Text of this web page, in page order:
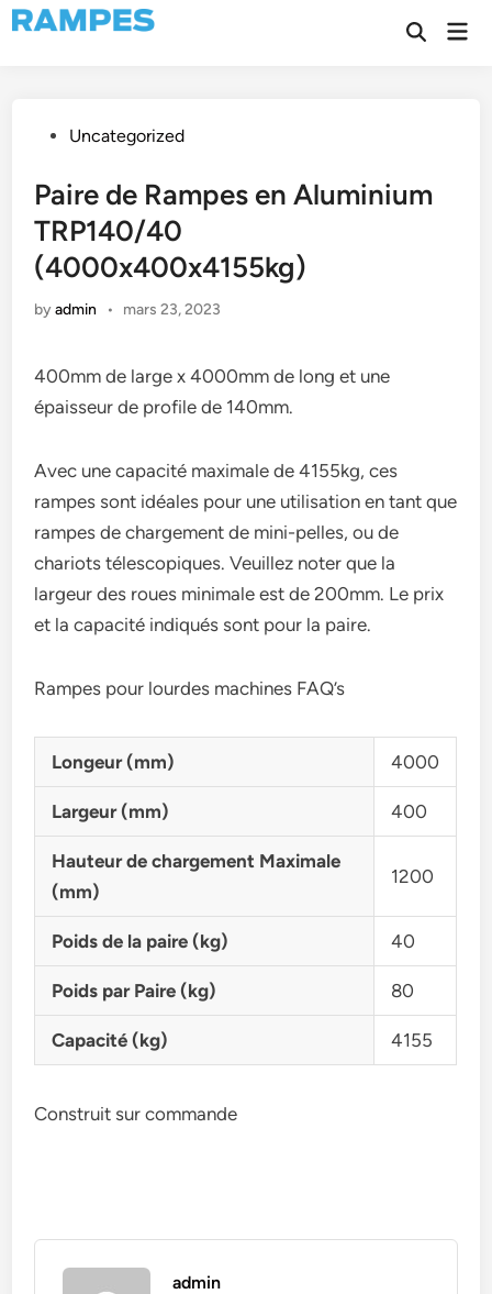
Skip
to
Open
PostedUncategorized
Paire de Rampes en Aluminium
TRP140/40
(4000x400x4155kg)
byadmin • mars 23, 2023
400mm de large x 4000mm de long et une
épaisseur de profile de 140mm.
Avec une capacité maximale de 4155kg, ces
rampes sont idéales pour une utilisation en tant que
rampes de chargement de mini-pelles, ou de
chariots télescopiques. Veuillez noter que la
largeur des roues minimale est de 200mm. Le prix
et la capacité indiqués sont pour la paire.
Rampes pour lourdes machines FAQ’s
Longeur (mm) 4000
Largeur (mm) 400
Hauteur de chargement Maximale
(mm)
1200
Poids de la paire (kg) 40
Poids par Paire (kg) 80
Capacité (kg) 4155
Construit sur commande
admin